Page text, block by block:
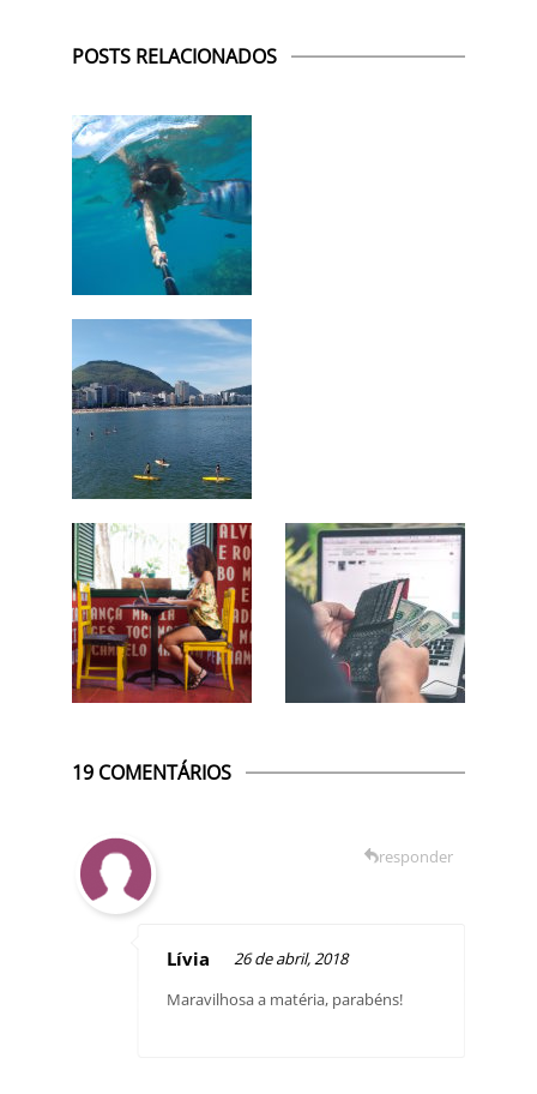
POSTS RELACIONADOS
19 COMENTÁRIOS
Lívia
26 de abril, 2018
Maravilhosa a matéria, parabéns!
responder